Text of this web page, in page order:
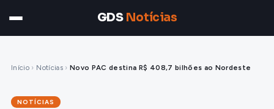
GDS Notícias
Início › Notícias › Novo PAC destina R$ 408,7 bilhões ao Nordeste
NOTÍCIAS